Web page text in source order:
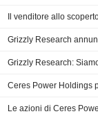
Grizzly Research
Grizzly Research:
Ceres Power Holdings